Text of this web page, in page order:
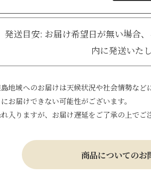
発送目安: お届け希望日が無い場合
内に発送いたし
地域へのお届けは天候状況や社会情勢な
にお届けできない可能性がございます。
入りますが、お届け遅延をご了承の上でご
商品についてのお